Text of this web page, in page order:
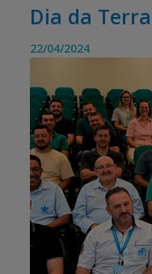
Dia da Terra
22/04/2024